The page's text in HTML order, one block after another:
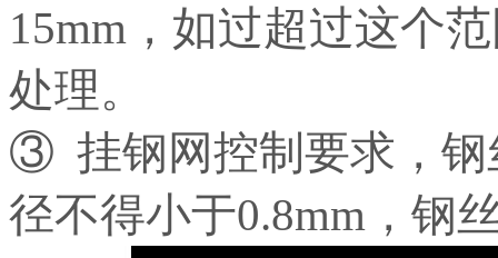
15mm，如过超过这个
处理。
③ 挂钢网控制要求，钢
径不得小于0.8mm，钢